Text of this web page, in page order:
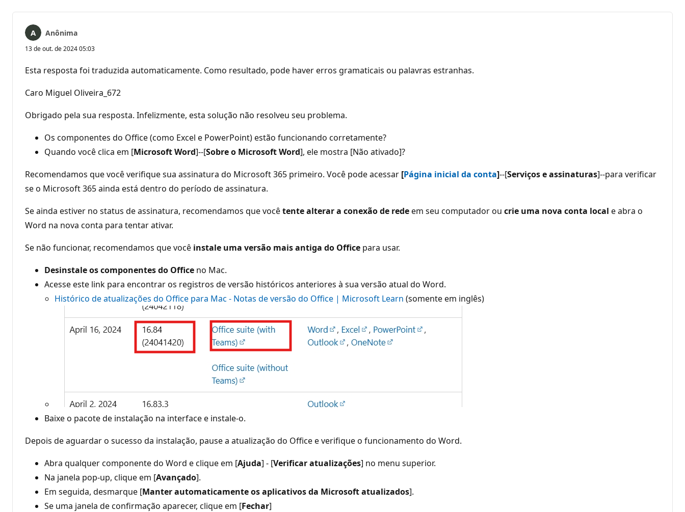
Anônima
13 de out. de 2024 05:03
Esta resposta foi traduzida automaticamente. Como resultado, pode haver erros gramaticais ou palavras estranhas.
Caro Miguel Oliveira_672
Obrigado pela sua resposta. Infelizmente, esta solução não resolveu seu problema.
Os componentes do Office (como Excel e PowerPoint) estão funcionando corretamente?
Quando você clica em [Microsoft Word]--[Sobre o Microsoft Word], ele mostra [Não ativado]?
Recomendamos que você verifique sua assinatura do Microsoft 365 primeiro. Você pode acessar [Página inicial da conta]--[Serviços e assinaturas]--para verificar
se o Microsoft 365 ainda está dentro do período de assinatura.
Se ainda estiver no status de assinatura, recomendamos que vocêtente alterar a conexão de redeem seu computador ou crie uma nova conta local e abra o
Word na nova conta para tentar ativar.
Se não funcionar, recomendamos que você instale uma versão mais antiga do Office para usar.
Desinstale os componentes do Office no Mac.
Acesse este link para encontrar os registros de versão históricos anteriores à sua versão atual do Word.
Histórico de atualizações do Office para Mac - Notas de versão do Office | Microsoft Learn (somente em inglês)
Baixe o pacote de instalação na interface e instale-o.
Depois de aguardar o sucesso da instalação, pause a atualização do Office e verifique o funcionamento do Word.
Abra qualquer componente do Word e clique em [Ajuda] - [Verificar atualizações] no menu superior.
Na janela pop-up, clique em [Avançado].
Em seguida, desmarque [Manter automaticamente os aplicativos da Microsoft atualizados].
Se uma janela de confirmação aparecer, clique em [Fechar]